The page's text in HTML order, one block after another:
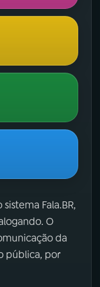
Fala.BR,
O
da
pública, por